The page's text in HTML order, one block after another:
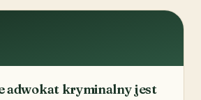
adwokat kryminalny jest